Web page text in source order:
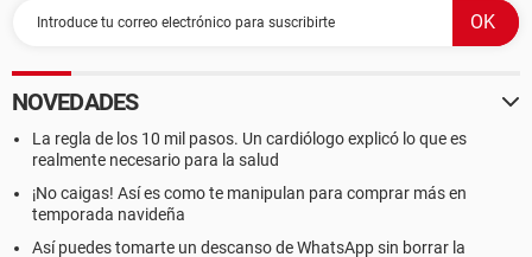
NOVEDADES
La regla de los 10 mil pasos. Un cardiólogo explicó lo que es
realmente necesario para la salud
¡No caigas! Así es como te manipulan para comprar más en
temporada navideña
Así puedes tomarte un descanso de WhatsApp sin borrar la